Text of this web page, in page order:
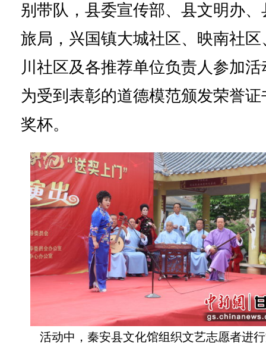
别带队，县委宣传部、县文明办、
旅局，兴国镇大城社区、映南社区
川社区及各推荐单位负责人参加活
为受到表彰的道德模范颁发荣誉证
奖杯。
活动中，秦安县文化馆组织文艺志愿者进